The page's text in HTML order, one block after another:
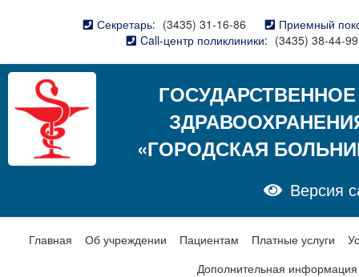
Секретарь: (3435) 31-16-86
Приемный
Call-центр поликлиники: (3435) 38-44-99
«ГОРОДСКАЯ
Версия
Главная Об учреждении Пациентам Платные услуги
Дополнительная информация